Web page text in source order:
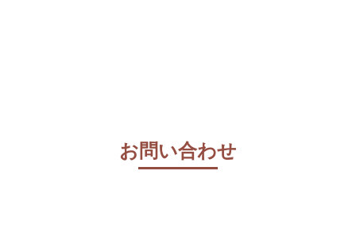
お問い合わせ